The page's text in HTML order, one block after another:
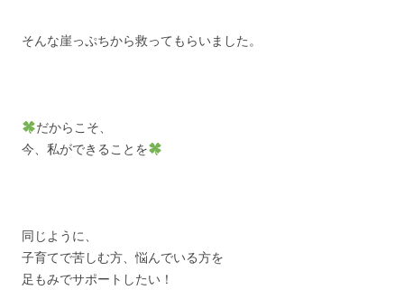
そんな崖っぷちから救ってもらいました。
だからこそ、
今、私ができることを
同じように、
子育てで苦しむ方、悩んでいる方を
足もみでサポートしたい！